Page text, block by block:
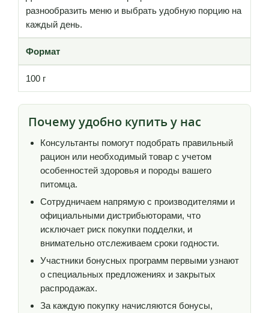
разнообразить меню и выбрать удобную порцию на
каждый день.
Формат
100 г
Почему удобно купить у нас
Консультанты помогут подобрать правильный
рацион или необходимый товар с учетом
особенностей здоровья и породы вашего
питомца.
Сотрудничаем напрямую с производителями и
официальными дистрибьюторами, что
исключает риск покупки подделки, и
внимательно отслеживаем сроки годности.
Участники бонусных программ первыми узнают
о специальных предложениях и закрытых
распродажах.
За каждую покупку начисляются бонусы,